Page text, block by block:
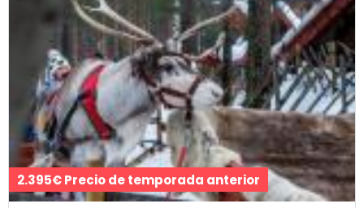
2.395€ Precio de temporada anterior